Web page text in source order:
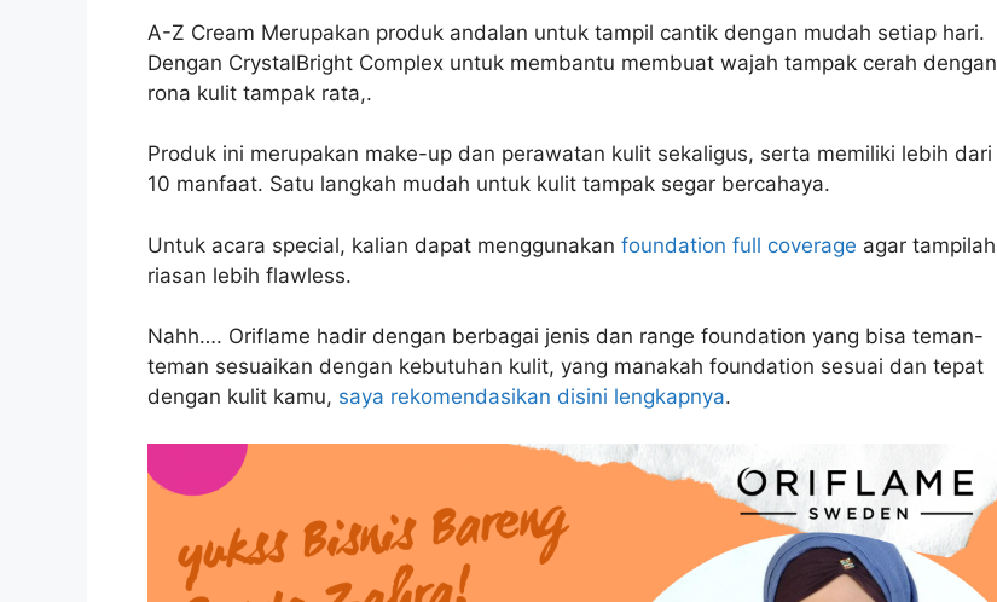
A-Z Cream Merupakan produk andalan untuk tampil cantik dengan mudah setiap hari.
Dengan CrystalBright Complex untuk membantu membuat wajah tampak cerah dengan
rona kulit tampak rata,.
Produk ini merupakan make-up dan perawatan kulit sekaligus, serta memiliki lebih dari
10 manfaat. Satu langkah mudah untuk kulit tampak segar bercahaya.
Untuk acara special, kalian dapat menggunakan foundation full coverage agar tampilah
riasan lebih flawless.
Nahh…. Oriflame hadir dengan berbagai jenis dan range foundation yang bisa teman-
teman sesuaikan dengan kebutuhan kulit, yang manakah foundation sesuai dan tepat
dengan kulit kamu, saya rekomendasikan disini lengkapnya.